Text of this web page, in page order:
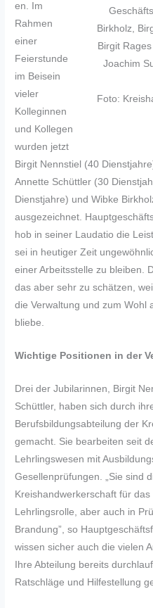
Birkholz,
Birgit
Joachim
Foto:
en. Im
Rahmen
einer
Feierstunde
im Beisein
vieler
Kolleginnen
und Kollegen
wurden jetzt
Birgit Nennstiel (40
Annette Schüttler (30
Dienstjahre) und Wibke
ausgezeichnet.
hob in seiner Laudatio die
sei in heutiger Zeit
einer Arbeitsstelle zu bleiben.
das aber sehr zu schätzen,
die Verwaltung und zum Wohl
bliebe.
Wichtige Positionen in der
Drei der Jubilarinnen, Birgit
Schüttler, haben sich durch
Berufsbildungsabteilung der
gemacht. Sie bearbeiten seit
Lehrlingswesen mit
Gesellenprüfungen. „Sie sind
Kreishandwerkerschaft für
Lehrlingsrolle, aber auch in
Brandung”, so
wissen sicher auch die vielen
Ihre Abteilung bereits
Ratschläge und Hilfestellung